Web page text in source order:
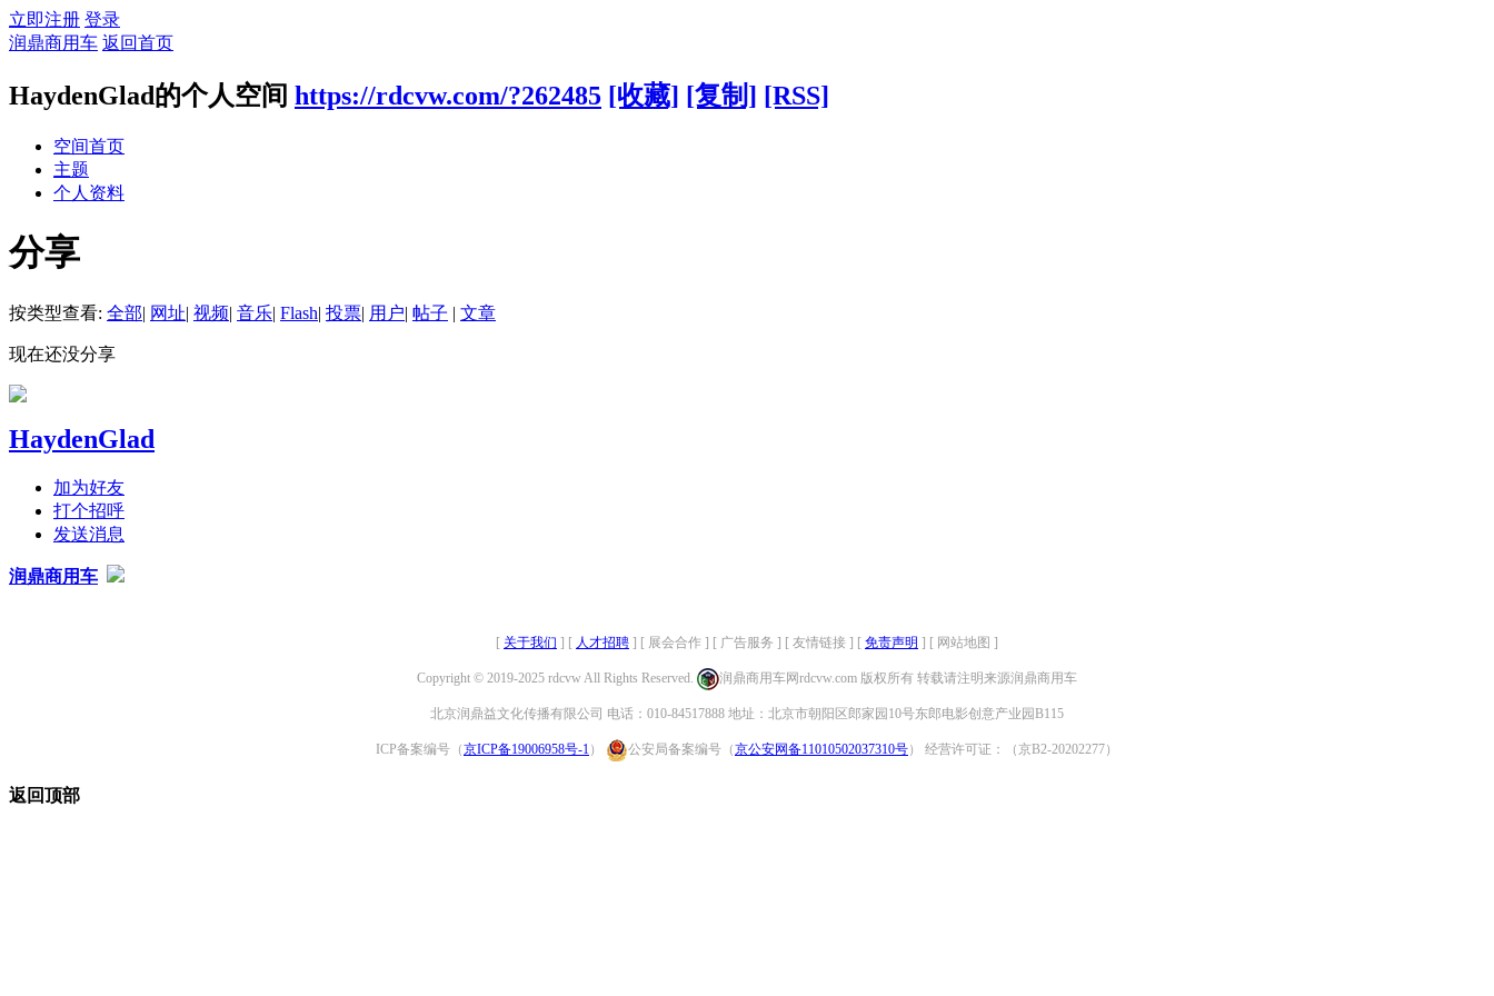
立即注册 登录
润鼎商用车 返回首页
HaydenGlad的个人空间 https://rdcvw.com/?262485 [收藏] [复制] [RSS]
空间首页
主题
个人资料
分享
按类型查看: 全部| 网址| 视频| 音乐| Flash| 投票| 用户| 帖子 | 文章
现在还没分享
HaydenGlad
加为好友
打个招呼
发送消息
润鼎商用车
[ 关于我们 ] [ 人才招聘 ] [ 展会合作 ] [ 广告服务 ] [ 友情链接 ] [ 免责声明 ] [ 网站地图 ]
Copyright © 2019-2025 rdcvw All Rights Reserved. 润鼎商用车网rdcvw.com 版权所有 转载请注明来源润鼎商用车
北京润鼎益文化传播有限公司 电话：010-84517888 地址：北京市朝阳区郎家园10号东郎电影创意产业园B115
ICP备案编号（京ICP备19006958号-1 ） 公安局备案编号（京公安网备11010502037310号） 经营许可证：（京B2-20202277）
返回顶部